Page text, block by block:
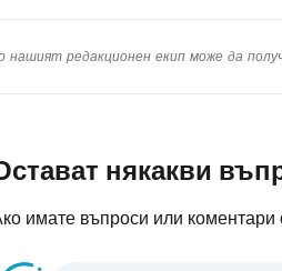
редакционен екип може да
някакви
имате въпроси или коментари